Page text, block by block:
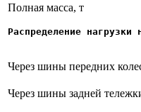
Полная масса, т
Распределение нагрузки
Через шины передних
Через шины задней